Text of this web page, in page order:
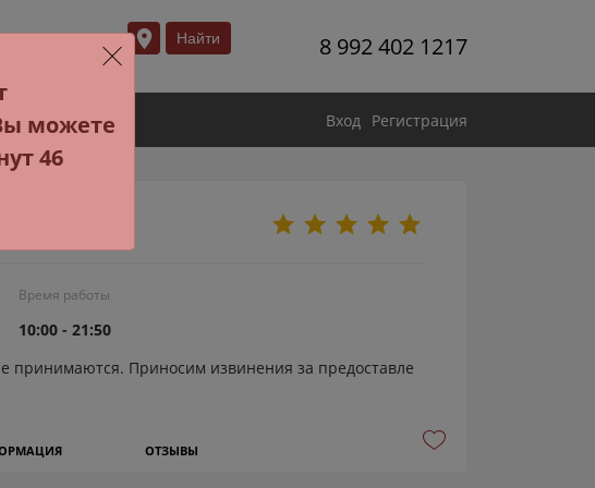
Найти 8 992 402 1217
Вход Регистрация
Время работы
10:00 - 21:50
принимаются. Приносим извинения за предоставле
ОТЗЫВЫ
можете
46